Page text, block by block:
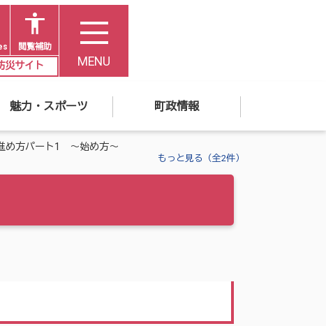
閲覧補助
災サイト MENU
魅力・スポーツ 町政情報
め方パート1 〜始め方〜
もっと見る（全2件）